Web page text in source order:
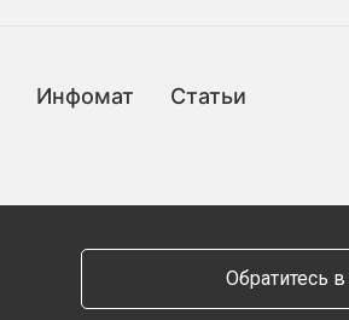
Инфомат Статьи
Обратитесь